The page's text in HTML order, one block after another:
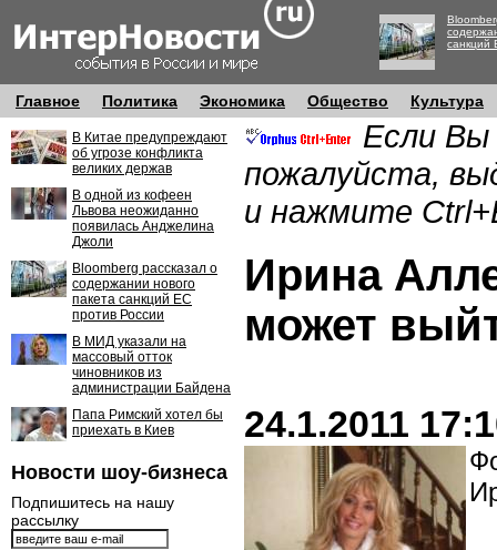
санкций
Главное Политика Экономика Общество Культура
В Китае предупреждают
об угрозе конфликта
великих держав
В одной из кофеен
Львова неожиданно
появилась Анджелина
Джоли
Bloomberg рассказал о
содержании нового
пакета санкций ЕС
против России
В МИД указали на
массовый отток
чиновников из
администрации Байдена
Папа Римский хотел бы
приехать в Киев
Новости шоу-бизнеса
Подпишитесь на нашу
рассылку
Если Вы
пожалуйста,
и нажмите
Ирина
может
24.1.2011